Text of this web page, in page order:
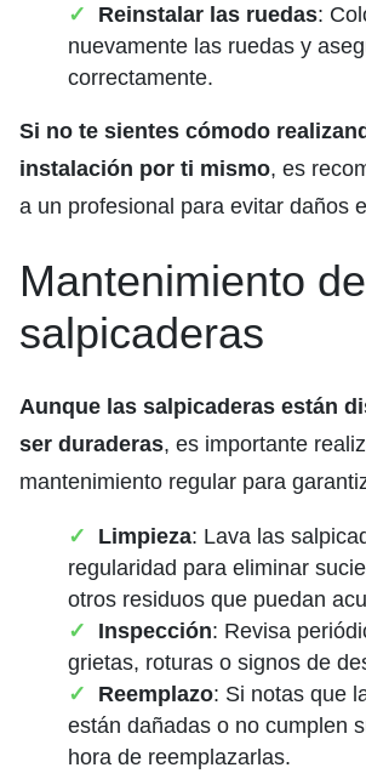
Reinstalar las ruedas:
nuevamente las ruedas y
correctamente.
Si no te sientes cómodo
instalación por ti mismo, es
a un profesional para evitar daños
Mantenimiento
salpicaderas
Aunque las salpicaderas están
ser duraderas, es importante
mantenimiento regular para
Limpieza: Lava las
regularidad para eliminar
otros residuos que puedan
Inspección: Revisa
grietas, roturas o signos de
Reemplazo: Si notas que
están dañadas o no cumplen
hora de reemplazarlas.